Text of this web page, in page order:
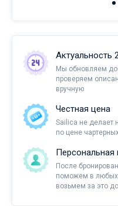
Актуальность
Мы обновляем
проверяем
вручную
Честная цена
Sailica не делает
по цене
После
поможем в любых
возьмем за это